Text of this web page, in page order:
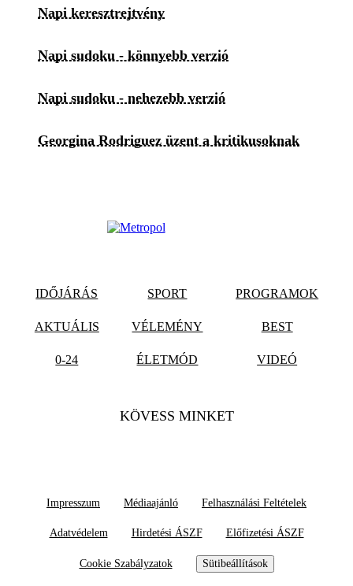
Napi keresztrejtvény
Napi sudoku - könnyebb verzió
Napi sudoku - nehezebb verzió
Georgina Rodriguez üzent a kritikusoknak
IDŐJÁRÁS SPORT PROGRAMOK
AKTUÁLIS VÉLEMÉNY BEST
0-24 ÉLETMÓD VIDEÓ
KÖVESS MINKET
Impresszum Médiaajánló Felhasználási Feltételek
Adatvédelem Hirdetési ÁSZF Előfizetési ÁSZF
Cookie Szabályzatok Sütibeállítások